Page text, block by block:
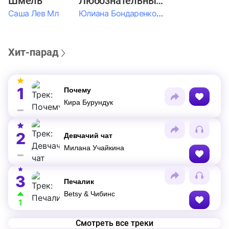
Саша Лев Мл Юлиана Бондаренко & Амелия Колпакова & Егор Егоров & Валерия Шевченко & Ксюша Косичкина
Хит-парад
1
Почему
Кира Бурундук
2
Девчачий чат
Милана Учайкина
3
1
Печалик
Betsy & Чибинс
Смотреть все треки